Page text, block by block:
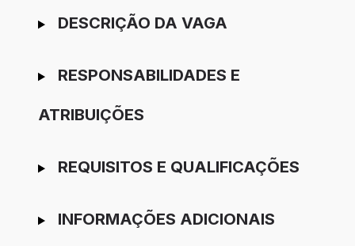
Ir para candidatura
DESCRIÇÃO DA VAGA
RESPONSABILIDADES E
ATRIBUIÇÕES
REQUISITOS E QUALIFICAÇÕES
INFORMAÇÕES ADICIONAIS